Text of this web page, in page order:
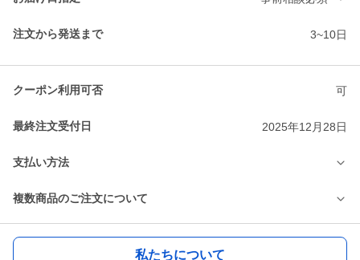
注文から発送まで 3~10日
クーポン利用可否 可
最終注文受付日 2025年12月28日
支払い方法
複数商品のご注文について
私たちについて